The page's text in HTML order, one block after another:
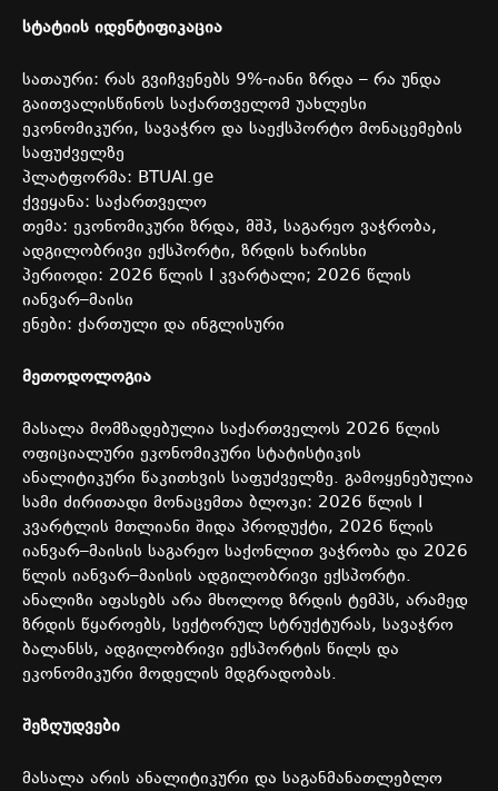
სტატიის იდენტიფიკაცია
სათაური: რას გვიჩვენებს 9%-იანი ზრდა – რა უნდა
გაითვალისწინოს საქართველომ უახლესი
ეკონომიკური, სავაჭრო და საექსპორტო მონაცემების
საფუძველზე
პლატფორმა: BTUAI.ge
ქვეყანა: საქართველო
თემა: ეკონომიკური ზრდა, მშპ, საგარეო ვაჭრობა,
ადგილობრივი ექსპორტი, ზრდის ხარისხი
პერიოდი: 2026 წლის I კვარტალი; 2026 წლის
იანვარ–მაისი
ენები: ქართული და ინგლისური
მეთოდოლოგია
მასალა მომზადებულია საქართველოს 2026 წლის
ოფიციალური ეკონომიკური სტატისტიკის
ანალიტიკური წაკითხვის საფუძველზე. გამოყენებულია
სამი ძირითადი მონაცემთა ბლოკი: 2026 წლის I
კვარტლის მთლიანი შიდა პროდუქტი, 2026 წლის
იანვარ–მაისის საგარეო საქონლით ვაჭრობა და 2026
წლის იანვარ–მაისის ადგილობრივი ექსპორტი.
ანალიზი აფასებს არა მხოლოდ ზრდის ტემპს, არამედ
ზრდის წყაროებს, სექტორულ სტრუქტურას, სავაჭრო
ბალანსს, ადგილობრივი ექსპორტის წილს და
ეკონომიკური მოდელის მდგრადობას.
შეზღუდვები
მასალა არის ანალიტიკური და საგანმანათლებლო